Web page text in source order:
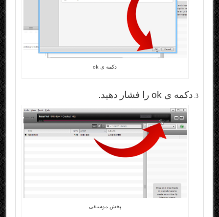
دکمه ی ok
دکمه ی ok را فشار دهید.
پخش موسیقی